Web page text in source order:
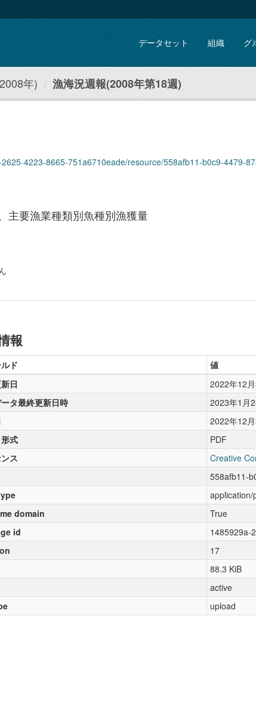
データセット 組織 グ
年) 漁海況週報(2008年第18週)
8665-751a6710eade/resource/558afb11-b0c9-4479-87aa-
主要漁業種類別魚種別漁獲量
報
ド
値
日
2022年12
タ最終更新日時
2023年1月
2022年12
式
PDF
ス
Creative
558afb11-
application/
domain
True
id
1485929a-
17
88.3 KiB
active
upload